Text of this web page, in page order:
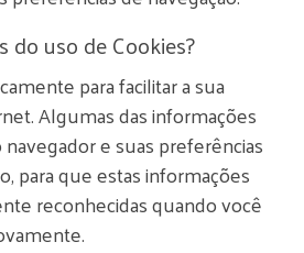
do uso de Cookies?
para facilitar a sua
Algumas das informações
e suas preferências
para que estas informações
reconhecidas quando você